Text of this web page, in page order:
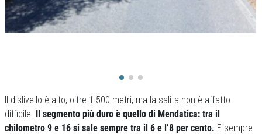
Il dislivello è alto, oltre 1.500 metri, ma la salita non è affatto
difficile. Il segmento più duro è quello di Mendatica: tra il
chilometro 9 e 16 si sale sempre tra il 6 e l’8 per cento. E sempre